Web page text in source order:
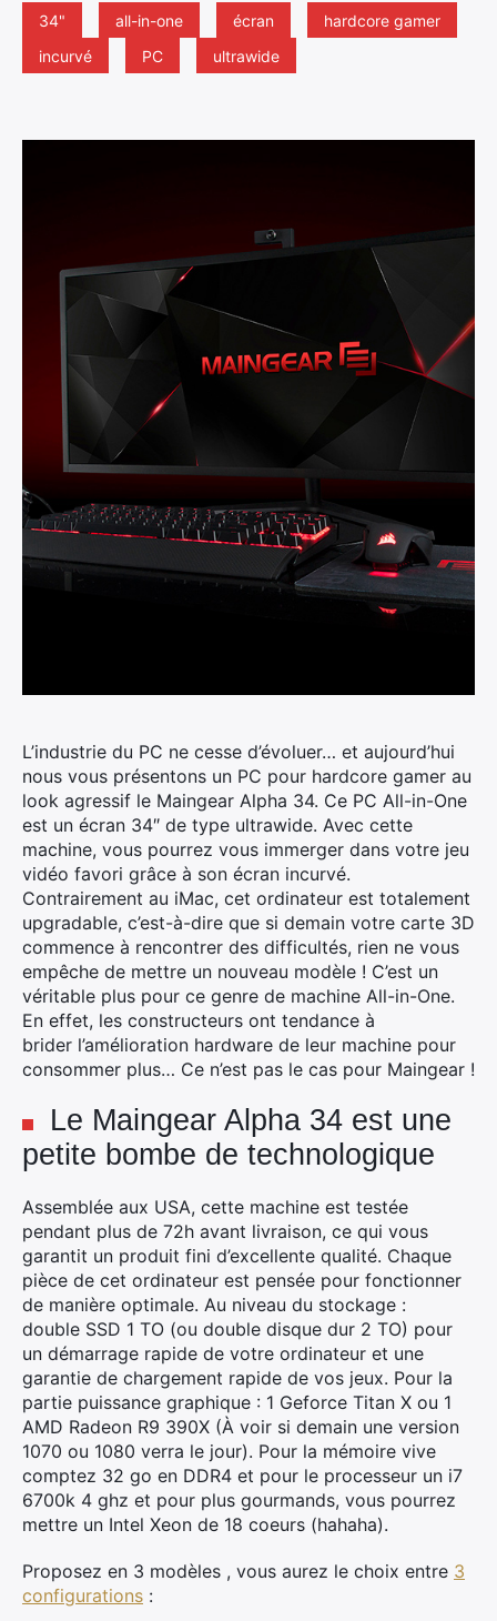
34" all-in-one écran
hardcore gamer
incurvé
PC ultrawide
L’industrie du PC ne cesse d’évoluer… et aujourd’hui
nous vous présentons un PC pour hardcore gamer au
look agressif le Maingear Alpha 34. Ce PC All-in-One
est un écran 34″ de type ultrawide. Avec cette
machine, vous pourrez vous immerger dans votre jeu
vidéo favori grâce à son écran incurvé.
Contrairement au iMac, cet ordinateur est totalement
upgradable, c’est-à-dire que si demain votre carte 3D
commence à rencontrer des difficultés, rien ne vous
empêche de mettre un nouveau modèle ! C’est un
véritable plus pour ce genre de machine All-in-One.
En effet, les constructeurs ont tendance à
brider l’amélioration hardware de leur machine pour
consommer plus… Ce n’est pas le cas pour Maingear !
Le Maingear Alpha 34 est une
petite bombe de technologique
Assemblée aux USA, cette machine est testée
pendant plus de 72h avant livraison, ce qui vous
garantit un produit fini d’excellente qualité. Chaque
pièce de cet ordinateur est pensée pour fonctionner
de manière optimale. Au niveau du stockage :
double SSD 1 TO (ou double disque dur 2 TO) pour
un démarrage rapide de votre ordinateur et une
garantie de chargement rapide de vos jeux. Pour la
partie puissance graphique : 1 Geforce Titan X ou 1
AMD Radeon R9 390X (À voir si demain une version
1070 ou 1080 verra le jour). Pour la mémoire vive
comptez 32 go en DDR4 et pour le processeur un i7
6700k 4 ghz et pour plus gourmands, vous pourrez
mettre un Intel Xeon de 18 coeurs (hahaha).
Proposez en 3 modèles , vous aurez le choix entre 3
configurations :